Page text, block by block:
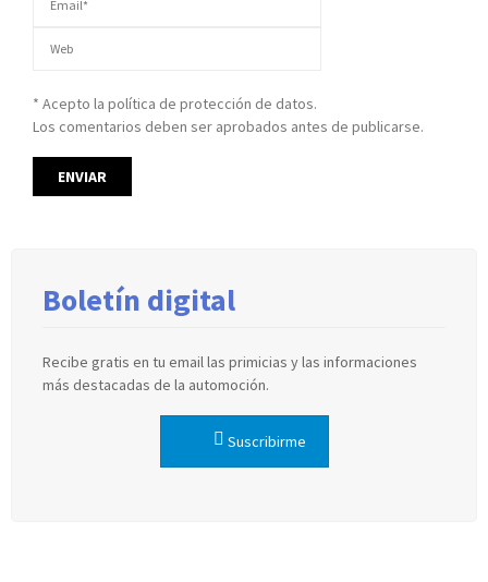
* Acepto la política de protección de datos.
Los comentarios deben ser aprobados antes de publicarse.
Boletín digital
Recibe gratis en tu email las primicias y las informaciones
más destacadas de la automoción.
Suscribirme